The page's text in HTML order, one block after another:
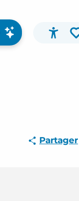
Partager